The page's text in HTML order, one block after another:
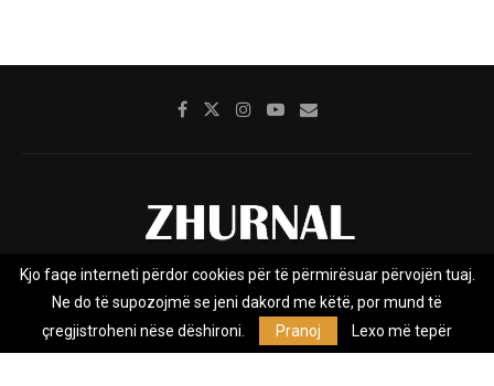
Rreth nesh Impresumi Marketing
Kontakt
Privacy Policy
Zhurnal.mk është Agjenci e Lajmeve e pavarur, e themeluar në vitin
Kjo faqe interneti përdor cookies për të përmirësuar përvojën tuaj.
Ne do të supozojmë se jeni dakord me këtë, por mund të
çregjistroheni nëse dëshironi.
Pranoj Lexo më tepër